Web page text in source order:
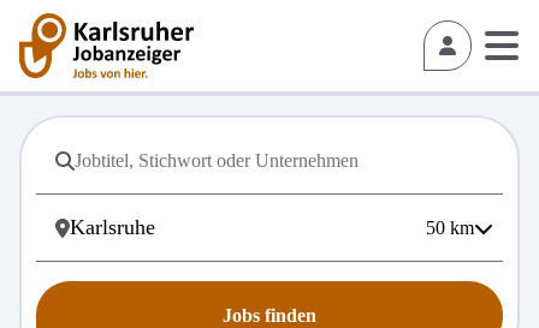
50 km
Jobs finden